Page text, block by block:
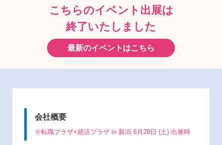
こちらのイベント出展は
終了いたしました
最新のイベントはこちら
会社概要
※転職プラザ×就活プラザ in 新潟 6月28日 (土) 出展時